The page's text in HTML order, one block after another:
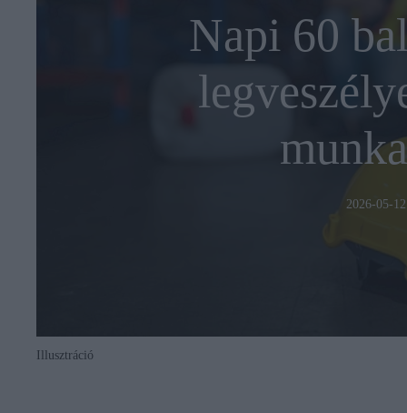
Napi 60
2026-05-12
Illusztráció